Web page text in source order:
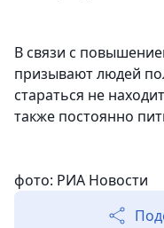
В связи с
призывают людей
стараться не
также постоянно
фото: РИА Новости